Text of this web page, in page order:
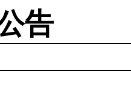
告